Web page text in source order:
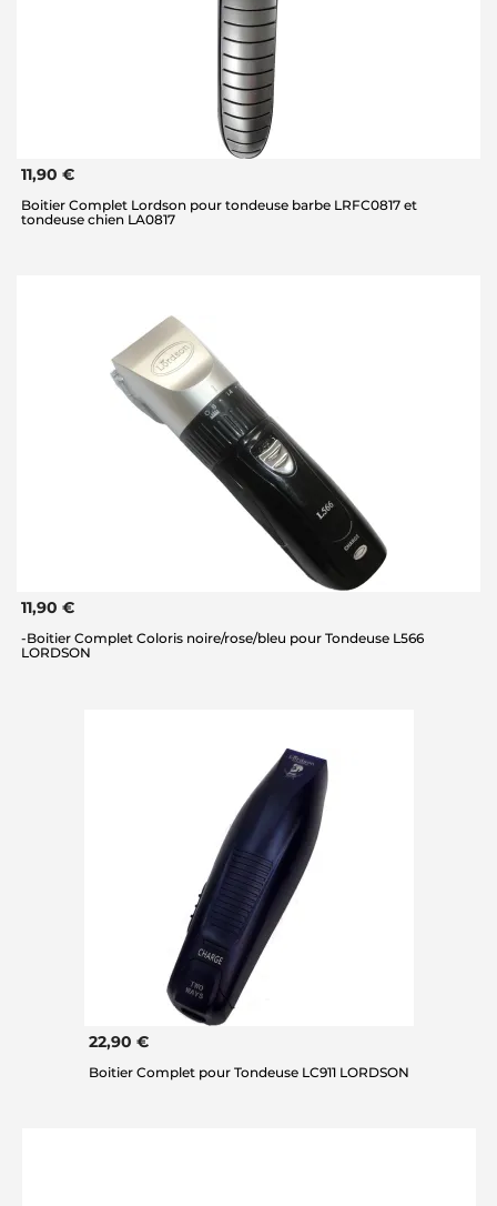
11,90 €
Boitier Complet Lordson pour tondeuse barbe LRFC0817 et
tondeuse chien LA0817
11,90 €
-Boitier Complet Coloris noire/rose/bleu pour Tondeuse L566
LORDSON
22,90 €
Boitier Complet pour Tondeuse LC911 LORDSON